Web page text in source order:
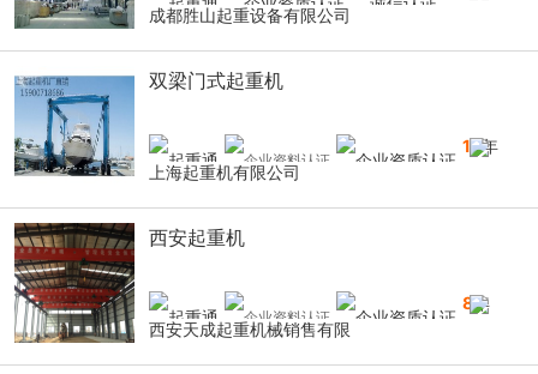
成都胜山起重设备有限公司
双梁门式起重机
16年
上海起重机有限公司
西安起重机
8年
西安天成起重机械销售有限